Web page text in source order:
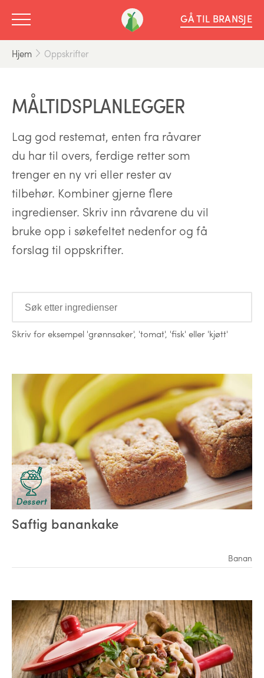
GÅ TIL BRANSJE
Hjem Oppskrifter
MÅLTIDSPLANLEGGER
Lag god restemat, enten fra råvarer
du har til overs, ferdige retter som
trenger en ny vri eller rester av
tilbehør. Kombiner gjerne flere
ingredienser. Skriv inn råvarene du vil
bruke opp i søkefeltet nedenfor og få
forslag til oppskrifter.
Ingredienser
Skriv for eksempel 'grønnsaker', 'tomat', 'fisk' eller 'kjøtt'
Oppskrifter
Dessert
Saftig banankake
Banan